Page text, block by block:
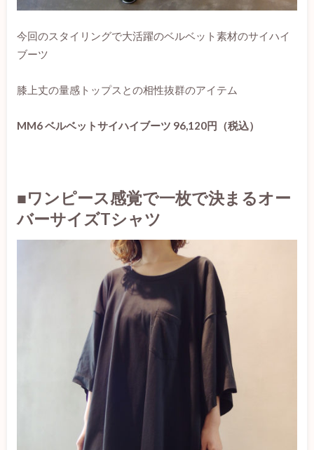
今回のスタイリングで大活躍のベルベット素材のサイハイ
ブーツ
膝上丈の量感トップスとの相性抜群のアイテム
MM6 ベルベットサイハイブーツ 96,120円（税込）
■ワンピース感覚で一枚で決まるオー
バーサイズTシャツ